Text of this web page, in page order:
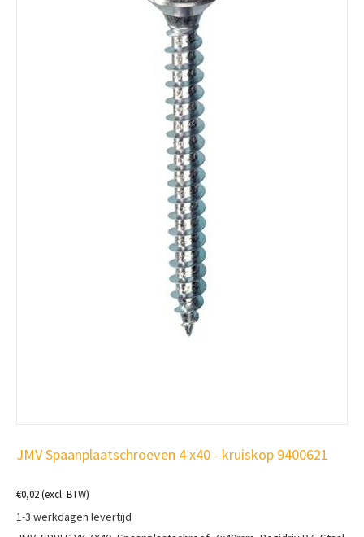
JMV Spaanplaatschroeven 4 x40 - kruiskop 9400621
€0,02(excl. BTW)
1-3 werkdagen levertijd